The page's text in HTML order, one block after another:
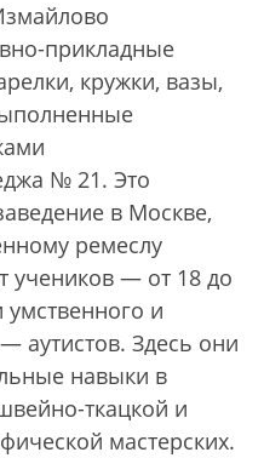
прикладные
кружки, вазы,
№ 21. Это
в Москве,
ремеслу
учеников — от 18 до
умственного и
аутистов. Здесь они
навыки в
ткацкой и
мастерских.